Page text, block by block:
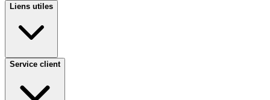
Liens utiles
Service client